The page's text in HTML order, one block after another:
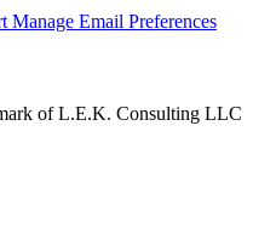
Manage Email Preferences
of L.E.K. Consulting LLC